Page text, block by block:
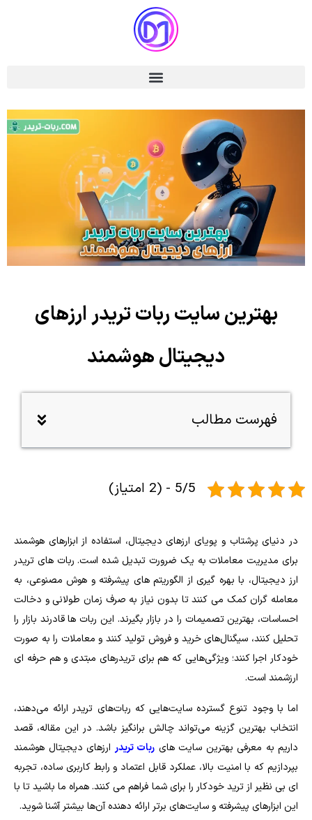
بهترین سایت ربات تریدر ارزهای
دیجیتال هوشمند
فهرست مطالب
5/5 - (2 امتیاز)
در دنیای پرشتاب و پویای ارزهای دیجیتال، استفاده از ابزارهای هوشمند
برای مدیریت معاملات به یک ضرورت تبدیل شده است. ربات‌ های تریدر
ارز دیجیتال، با بهره‌ گیری از الگوریتم‌ های پیشرفته و هوش مصنوعی، به
معامله‌ گران کمک می‌ کنند تا بدون نیاز به صرف زمان طولانی و دخالت
احساسات، بهترین تصمیمات را در بازار بگیرند. این ربات‌ ها قادرند بازار را
تحلیل کنند، سیگنال‌های خرید و فروش تولید کنند و معاملات را به‌ صورت
خودکار اجرا کنند؛ ویژگی‌هایی که هم برای تریدرهای مبتدی و هم حرفه‌ ای
ارزشمند است.
اما با وجود تنوع گسترده سایت‌هایی که ربات‌های تریدر ارائه می‌دهند،
انتخاب بهترین گزینه می‌تواند چالش‌ برانگیز باشد. در این مقاله، قصد
داریم به معرفی بهترین سایت‌ های ربات تریدر ارزهای دیجیتال هوشمند
بپردازیم که با امنیت بالا، عملکرد قابل اعتماد و رابط کاربری ساده، تجربه‌
ای بی‌ نظیر از ترید خودکار را برای شما فراهم می‌ کنند. همراه ما باشید تا با
این ابزارهای پیشرفته و سایت‌های برتر ارائه‌ دهنده آن‌ها بیشتر آشنا شوید.